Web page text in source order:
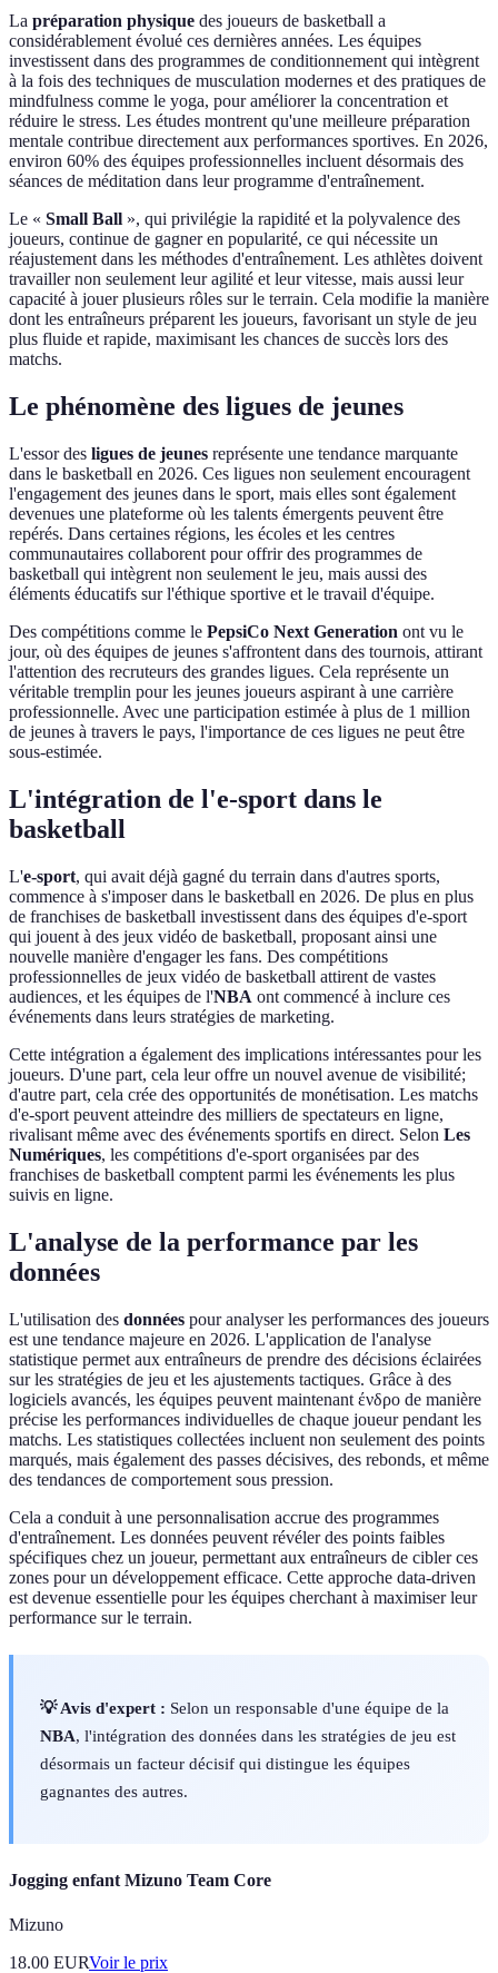
La préparation physique des joueurs de basketball a
considérablement évolué ces dernières années. Les équipes
investissent dans des programmes de conditionnement qui intègrent
à la fois des techniques de musculation modernes et des pratiques de
mindfulness comme le yoga, pour améliorer la concentration et
réduire le stress. Les études montrent qu'une meilleure préparation
mentale contribue directement aux performances sportives. En 2026,
environ 60% des équipes professionnelles incluent désormais des
séances de méditation dans leur programme d'entraînement.
Le « Small Ball », qui privilégie la rapidité et la polyvalence des
joueurs, continue de gagner en popularité, ce qui nécessite un
réajustement dans les méthodes d'entraînement. Les athlètes doivent
travailler non seulement leur agilité et leur vitesse, mais aussi leur
capacité à jouer plusieurs rôles sur le terrain. Cela modifie la manière
dont les entraîneurs préparent les joueurs, favorisant un style de jeu
plus fluide et rapide, maximisant les chances de succès lors des
matchs.
Le phénomène des ligues de jeunes
L'essor des ligues de jeunes représente une tendance marquante
dans le basketball en 2026. Ces ligues non seulement encouragent
l'engagement des jeunes dans le sport, mais elles sont également
devenues une plateforme où les talents émergents peuvent être
repérés. Dans certaines régions, les écoles et les centres
communautaires collaborent pour offrir des programmes de
basketball qui intègrent non seulement le jeu, mais aussi des
éléments éducatifs sur l'éthique sportive et le travail d'équipe.
Des compétitions comme le PepsiCo Next Generation ont vu le
jour, où des équipes de jeunes s'affrontent dans des tournois, attirant
l'attention des recruteurs des grandes ligues. Cela représente un
véritable tremplin pour les jeunes joueurs aspirant à une carrière
professionnelle. Avec une participation estimée à plus de 1 million
de jeunes à travers le pays, l'importance de ces ligues ne peut être
sous-estimée.
L'intégration de l'e-sport dans le
basketball
L'e-sport, qui avait déjà gagné du terrain dans d'autres sports,
commence à s'imposer dans le basketball en 2026. De plus en plus
de franchises de basketball investissent dans des équipes d'e-sport
qui jouent à des jeux vidéo de basketball, proposant ainsi une
nouvelle manière d'engager les fans. Des compétitions
professionnelles de jeux vidéo de basketball attirent de vastes
audiences, et les équipes de l'NBA ont commencé à inclure ces
événements dans leurs stratégies de marketing.
Cette intégration a également des implications intéressantes pour les
joueurs. D'une part, cela leur offre un nouvel avenue de visibilité;
d'autre part, cela crée des opportunités de monétisation. Les matchs
d'e-sport peuvent atteindre des milliers de spectateurs en ligne,
rivalisant même avec des événements sportifs en direct. Selon Les
Numériques, les compétitions d'e-sport organisées par des
franchises de basketball comptent parmi les événements les plus
suivis en ligne.
L'analyse de la performance par les
données
L'utilisation des données pour analyser les performances des joueurs
est une tendance majeure en 2026. L'application de l'analyse
statistique permet aux entraîneurs de prendre des décisions éclairées
sur les stratégies de jeu et les ajustements tactiques. Grâce à des
logiciels avancés, les équipes peuvent maintenant ένδρο de manière
précise les performances individuelles de chaque joueur pendant les
matchs. Les statistiques collectées incluent non seulement des points
marqués, mais également des passes décisives, des rebonds, et même
des tendances de comportement sous pression.
Cela a conduit à une personnalisation accrue des programmes
d'entraînement. Les données peuvent révéler des points faibles
spécifiques chez un joueur, permettant aux entraîneurs de cibler ces
zones pour un développement efficace. Cette approche data-driven
est devenue essentielle pour les équipes cherchant à maximiser leur
performance sur le terrain.
💡 Avis d'expert : Selon un responsable d'une équipe de la
NBA, l'intégration des données dans les stratégies de jeu est
désormais un facteur décisif qui distingue les équipes
gagnantes des autres.
Jogging enfant Mizuno Team Core
Mizuno
18.00 EURVoir le prix